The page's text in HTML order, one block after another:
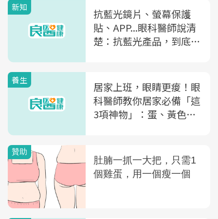
新知
抗藍光鏡片、螢幕保護
貼、APP...眼科醫師說清
楚：抗藍光產品，到底哪
養生
居家上班，眼睛更痠！眼
科醫師教你居家必備「這
3項神物」：蛋、黃色水